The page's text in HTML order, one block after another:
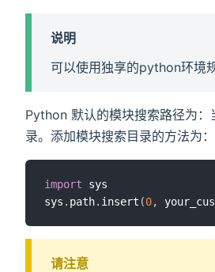
说明
可以使用独享的python环境
Python 默认的模块搜索路径为：
录。添加模块搜索目录的方法为：
import sys
sys . path. insert (0,
请注意